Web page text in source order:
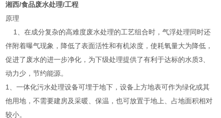
湘西/食品废水处理/工程
原理
1、在成分复杂的高难度废水处理的工艺组合时，气浮处理同时还
伴附着曝气现象，降低了表面活性和有机浓度，使耗氧量大为降低，
促进了废水的进一步净化，为下级处理提供了有利于达标的水质3、
动力少，节约能源。
1、一体化污水处理设备可埋于地下，设备上方地表可作为绿化或其
他用地，不需要建房及采暖、保温，也可放置于地上、占地面积相对
较小。